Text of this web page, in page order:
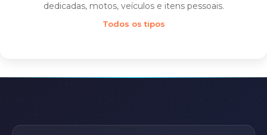
dedicadas, motos, veículos e itens pessoais.
Todos os tipos